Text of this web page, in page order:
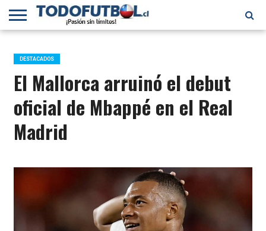
PRIMERA
B
SELECCIÓN
CHILENA
CHILENOS
EN EL
MUNDO
FÚTBOL
INTERNACIONAL
DESTACADOS
El Mallorca arruinó el debut
oficial de Mbappé en el Real
Madrid